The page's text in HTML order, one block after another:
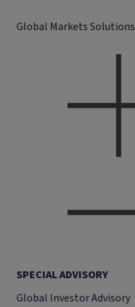
Global Markets Solutions
SPECIAL ADVISORY
Global Investor Advisory